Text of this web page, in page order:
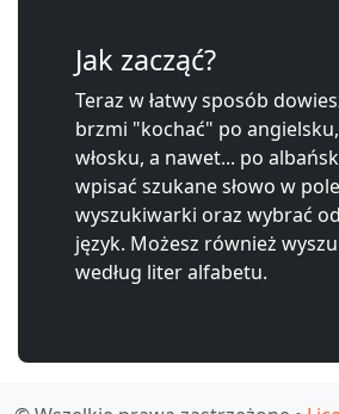
Jak zacząć?
Teraz w łatwy sposób
brzmi "kochać" po
włosku, a nawet... po
wpisać szukane słowo w pole
wyszukiwarki oraz wybrać
język. Możesz również
według liter alfabetu.